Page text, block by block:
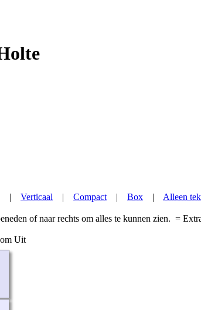
| Verticaal | Compact| Box | Alleen
of naar rechts om alles te kunnen zien. =